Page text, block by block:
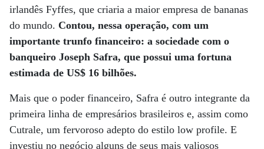
irlandês Fyffes, que criaria a maior empresa de bananas
do mundo. Contou, nessa operação, com um
importante trunfo financeiro: a sociedade com o
banqueiro Joseph Safra, que possui uma fortuna
estimada de US$ 16 bilhões.
Mais que o poder financeiro, Safra é outro integrante da
primeira linha de empresários brasileiros e, assim como
Cutrale, um fervoroso adepto do estilo low profile. E
investiu no negócio alguns de seus mais valiosos